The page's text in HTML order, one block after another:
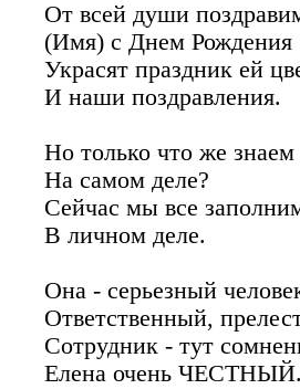
От всей души
(Имя) с Днем Рождения
Украсят праздник ей
И наши поздравления.
Но только что же
На самом деле?
Сейчас мы все
В личном деле.
Она - серьезный
Ответственный,
Сотрудник - тут
Елена очень